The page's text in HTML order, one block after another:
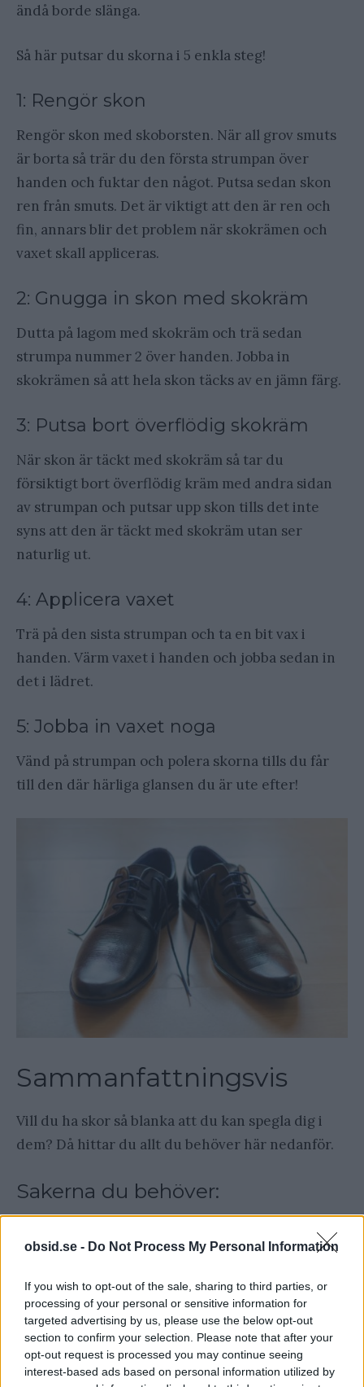
obsid.se - Do Not Process My Personal Information
If you wish to opt-out of the sale, sharing to third parties, or
processing of your personal or sensitive information for
targeted advertising by us, please use the below opt-out
section to confirm your selection. Please note that after your
opt-out request is processed you may continue seeing
interest-based ads based on personal information utilized by
ändå borde slänga.
Så här putsar du skorna i 5 enkla steg!
1: Rengör skon
Rengör skon med skoborsten. När all grov smuts
är borta så trär du den första strumpan över
handen och fuktar den något. Putsa sedan skon
ren från smuts. Det är viktigt att den är ren och
fin, annars blir det problem när skokrämen och
vaxet skall appliceras.
2: Gnugga in skon med skokräm
Dutta på lagom med skokräm och trä sedan
strumpa nummer 2 över handen. Jobba in
skokrämen så att hela skon täcks av en jämn färg.
3: Putsa bort överflödig skokräm
När skon är täckt med skokräm så tar du
försiktigt bort överflödig kräm med andra sidan
av strumpan och putsar upp skon tills det inte
syns att den är täckt med skokräm utan ser
naturlig ut.
4: Applicera vaxet
Trä på den sista strumpan och ta en bit vax i
handen. Värm vaxet i handen och jobba sedan in
det i lädret.
5: Jobba in vaxet noga
Vänd på strumpan och polera skorna tills du får
till den där härliga glansen du är ute efter!
Sammanfattningsvis
Vill du ha skor så blanka att du kan spegla dig i
dem? Då hittar du allt du behöver här nedanför.
Sakerna du behöver:
Vax
3 st Gamla strumpor
Sedan följer du bara de här 5